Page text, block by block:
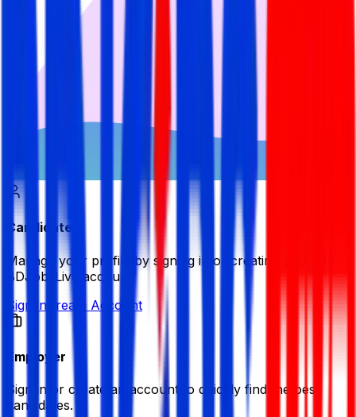
Candidate
Manage your profile by signing in or creating your My
BDJobsLive account.
Sign in Create Account
Employer
Sign in or create an account to quickly find the best
candidates.